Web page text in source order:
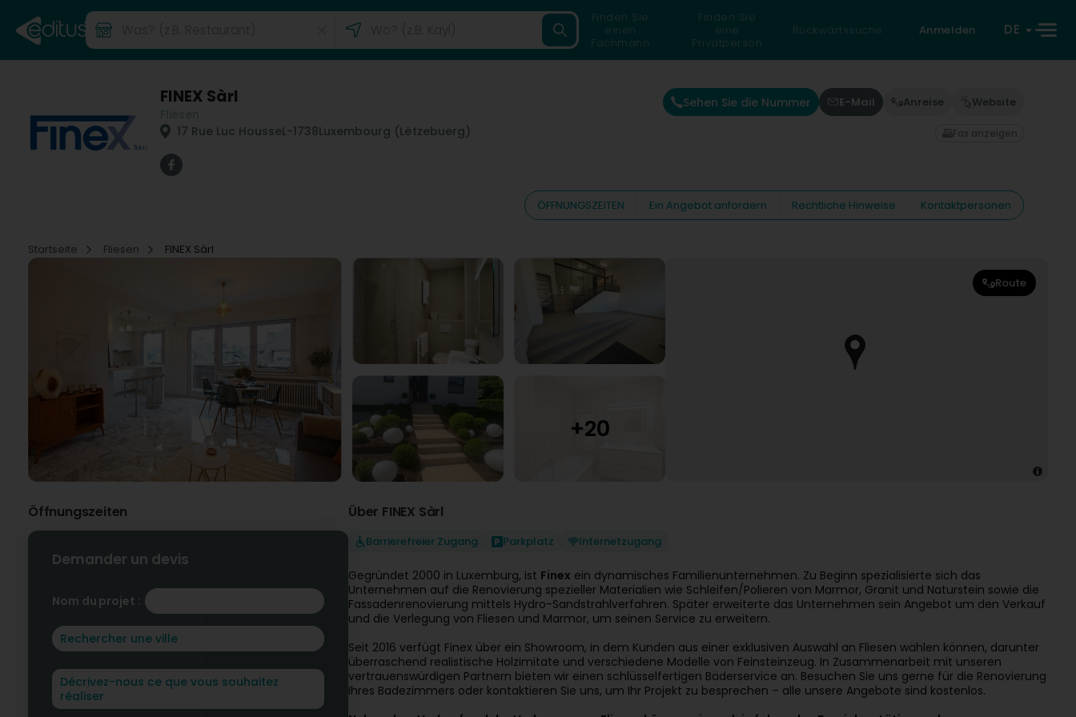
Finden Sie
einen
Fachmann
Finden Sie
eine
Privatperson
Rückwärtssuche Anmelden DE
FINEX Sàrl
17 Rue Luc HousseL-1738Luxembourg (Lëtzebuerg)
Sehen Sie die Nummer E-Mail Anreise Website
Fax anzeigen
ÖFFNUNGSZEITEN Ein Angebot anfordern Rechtliche Hinweise Kontaktpersonen
Startseite Fliesen FINEX Sàrl
Route
Öffnungszeiten
Demander un devis
Nom du projet :
Über FINEX Sàrl
Barrierefreier Zugang Parkplatz Internetzugang
Gegründet 2000 in Luxemburg, ist Finex ein dynamisches Familienunternehmen. Zu Beginn spezialisierte sich das
Unternehmen auf die Renovierung spezieller Materialien wie Schleifen/Polieren von Marmor, Granit und Naturstein sowie die
Fassadenrenovierung mittels Hydro-Sandstrahlverfahren. Später erweiterte das Unternehmen sein Angebot um den Verkauf
und die Verlegung von Fliesen und Marmor, um seinen Service zu erweitern.
Seit 2016 verfügt Finex über ein Showroom, in dem Kunden aus einer exklusiven Auswahl an Fliesen wählen können, darunter
überraschend realistische Holzimitate und verschiedene Modelle von Feinsteinzeug. In Zusammenarbeit mit unseren
vertrauenswürdigen Partnern bieten wir einen schlüsselfertigen Bäderservice an. Besuchen Sie uns gerne für die Renovierung
Ihres Badezimmers oder kontaktieren Sie uns, um Ihr Projekt zu besprechen – alle unsere Angebote sind kostenlos.